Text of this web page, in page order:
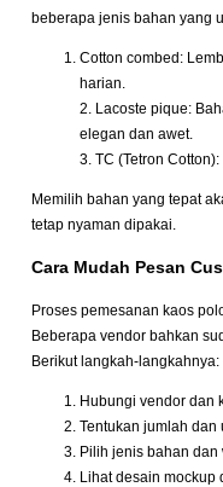
beberapa jenis bahan yang
Cotton combed:
harian.
2. Lacoste pique:
elegan dan awet.
3. TC (Tetron
Memilih bahan yang tepat
tetap nyaman dipakai.
Cara Mudah Pesan
Proses pemesanan kaos
Beberapa vendor bahkan
Berikut langkah-langkahnya:
Hubungi vendor dan
Tentukan jumlah dan
Pilih jenis bahan dan
Lihat desain mockup